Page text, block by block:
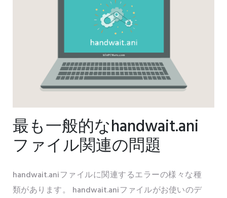
最も一般的なhandwait.ani
ファイル関連の問題
handwait.aniファイルに関連するエラーの様々な種
類があります。 handwait.aniファイルがお使いのデ